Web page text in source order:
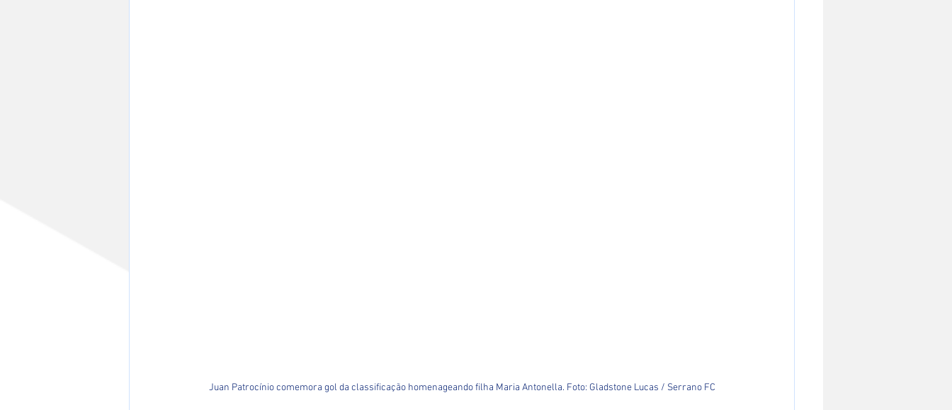
Juan Patrocínio comemora gol da classificação homenageando filha Maria Antonella. Foto: Gladstone Lucas / Serrano FC